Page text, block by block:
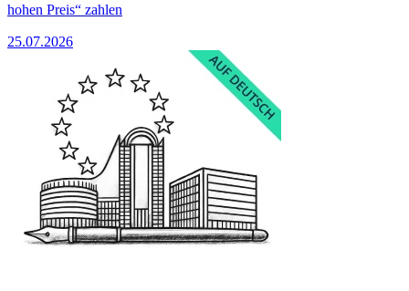
hohen Preis“ zahlen
25.07.2026